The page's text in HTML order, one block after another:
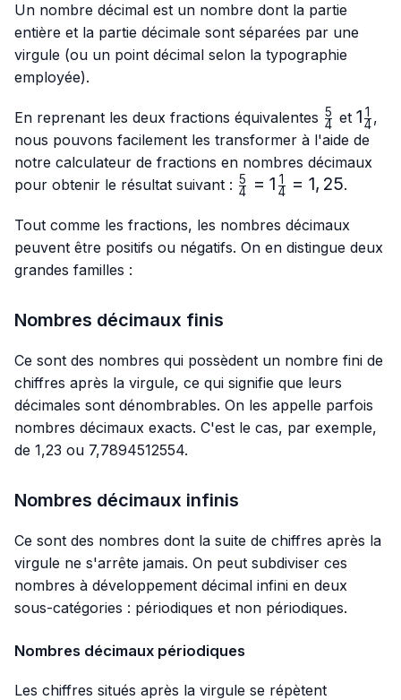
Un nombre décimal est un nombre dont la partie
entière et la partie décimale sont séparées par une
virgule (ou un point décimal selon la typographie
employée).
En reprenant les deux fractions équivalentes \frac{5}
{4}
4
5 et
{4}
14
1 ,
nous pouvons facilement les transformer à l'aide de
notre calculateur de fractions en nombres décimaux
pour obtenir le résultat suivant : \frac{5}
{4}=1,25
4
5 = 1 4
1 = 1, 25.
Tout comme les fractions, les nombres décimaux
peuvent être positifs ou négatifs. On en distingue deux
grandes familles :
Nombres décimaux finis
Ce sont des nombres qui possèdent un nombre fini de
chiffres après la virgule, ce qui signifie que leurs
décimales sont dénombrables. On les appelle parfois
nombres décimaux exacts. C'est le cas, par exemple,
de 1,23 ou 7,7894512554.
Nombres décimaux infinis
Ce sont des nombres dont la suite de chiffres après la
virgule ne s'arrête jamais. On peut subdiviser ces
nombres à développement décimal infini en deux
sous-catégories : périodiques et non périodiques.
Nombres décimaux périodiques
Les chiffres situés après la virgule se répètent